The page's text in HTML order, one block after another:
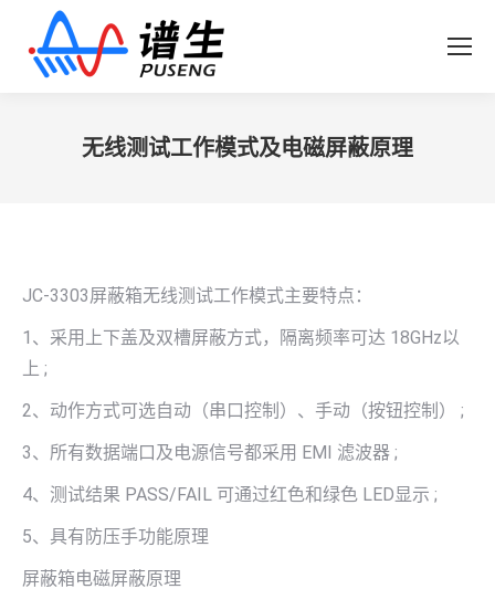
无线测试工作模式及电磁屏蔽原理
JC-3303屏蔽箱无线测试工作模式主要特点：
1、采用上下盖及双槽屏蔽方式，隔离频率可达 18GHz以
上 ;
2、动作方式可选自动（串口控制）、手动（按钮控制） ;
3、所有数据端口及电源信号都采用 EMI 滤波器 ;
4、测试结果 PASS/FAIL 可通过红色和绿色 LED显示 ;
5、具有防压手功能原理
屏蔽箱电磁屏蔽原理